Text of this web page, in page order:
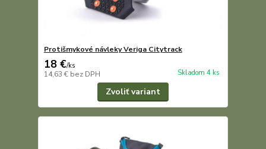
Protišmykové návleky Veriga Citytrack
18 €/ks
14,63 € bez DPH Skladom 4 ks
Zvoliť variant